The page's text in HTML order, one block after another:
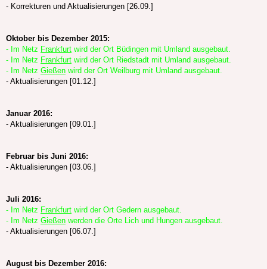
- Korrekturen und Aktualisierungen [26.09.]
Oktober bis Dezember 2015:
- Im Netz Frankfurt wird der Ort Büdingen mit Umland ausgebaut.
- Im Netz Frankfurt wird der Ort Riedstadt mit Umland ausgebaut.
- Im Netz Gießen wird der Ort Weilburg mit Umland ausgebaut.
- Aktualisierungen [01.12.]
Januar 2016:
- Aktualisierungen [09.01.]
Februar bis Juni 2016:
- Aktualisierungen [03.06.]
Juli 2016:
- Im Netz Frankfurt wird der Ort Gedern ausgebaut.
- Im Netz Gießen werden die Orte Lich und Hungen ausgebaut.
- Aktualisierungen [06.07.]
August bis Dezember 2016: